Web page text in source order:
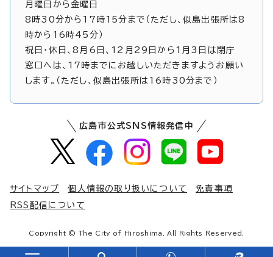
月曜日から金曜日
8時30分から17時15分まで（ただし、似島出張所は8
時から16時45分）
祝日・休日、8月6日、12月29日から1月3日は閉庁
窓口へは、17時までにお越しいただきますようお願い
します。（ただし、似島出張所は16時30分まで）
広島市公式SNS情報発信中
サイトマップ 個人情報の取り扱いについて
免責事項
RSS配信について
Copyright © The City of Hiroshima. All Rights Reserved.